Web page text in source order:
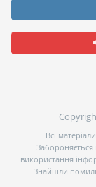
Всі
використання
Знайшли